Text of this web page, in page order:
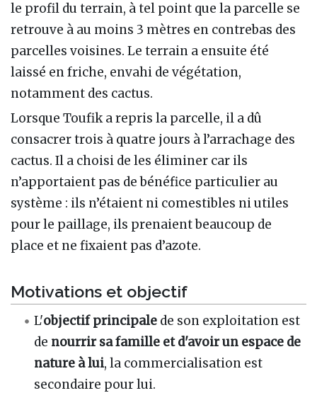
le profil du terrain, à tel point que la parcelle se
retrouve à au moins 3 mètres en contrebas des
parcelles voisines. Le terrain a ensuite été
laissé en friche, envahi de végétation,
notamment des cactus.
Lorsque Toufik a repris la parcelle, il a dû
consacrer trois à quatre jours à l’arrachage des
cactus. Il a choisi de les éliminer car ils
n’apportaient pas de bénéfice particulier au
système : ils n’étaient ni comestibles ni utiles
pour le paillage, ils prenaient beaucoup de
place et ne fixaient pas d’azote.
Motivations et objectif
L'objectif principale de son exploitation est
de nourrir sa famille et d'avoir un espace de
nature à lui, la commercialisation est
secondaire pour lui.